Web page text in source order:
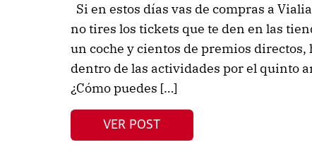
Si en estos días vas de compras a
no tires los tickets que te den en las
un coche y cientos de premios
dentro de las actividades por el quinto
¿Cómo puedes […]
VER POST